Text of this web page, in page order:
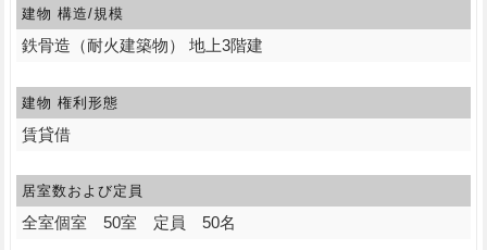
建物 構造/規模
鉄骨造（耐火建築物） 地上3階建
建物 権利形態
賃貸借
居室数および定員
全室個室 50室 定員 50名